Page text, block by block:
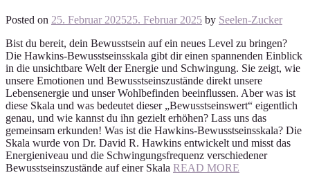
Posted on 25. Februar 202525. Februar 2025 by Seelen-Zucker
Bist du bereit, dein Bewusstsein auf ein neues Level zu bringen?
Die Hawkins-Bewusstseinsskala gibt dir einen spannenden Einblick
in die unsichtbare Welt der Energie und Schwingung. Sie zeigt, wie
unsere Emotionen und Bewusstseinszustände direkt unsere
Lebensenergie und unser Wohlbefinden beeinflussen. Aber was ist
diese Skala und was bedeutet dieser „Bewusstseinswert“ eigentlich
genau, und wie kannst du ihn gezielt erhöhen? Lass uns das
gemeinsam erkunden! Was ist die Hawkins-Bewusstseinsskala? Die
Skala wurde von Dr. David R. Hawkins entwickelt und misst das
Energieniveau und die Schwingungsfrequenz verschiedener
Bewusstseinszustände auf einer Skala READ MORE